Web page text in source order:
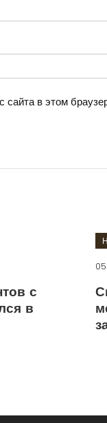
в этом
с
в